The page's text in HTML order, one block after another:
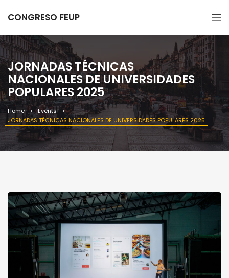
CONGRESO FEUP
JORNADAS TÉCNICAS
NACIONALES DE UNIVERSIDADES
POPULARES 2025
Home
Events
JORNADAS TÉCNICAS NACIONALES DE UNIVERSIDADES POPULARES 2025